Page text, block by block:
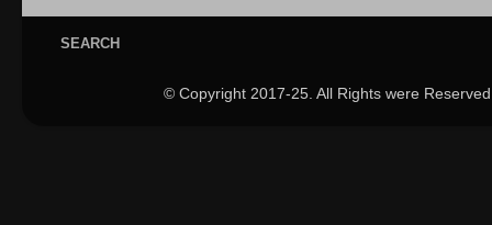
SEARCH
© Copyright 2017-25. All Rights were